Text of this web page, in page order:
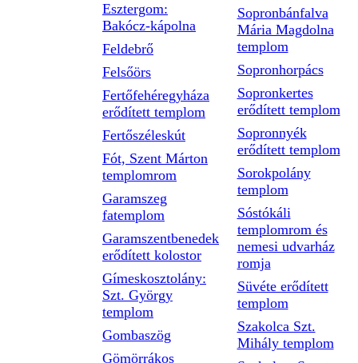
Esztergom:
Bakócz-kápolna
Feldebrő
Felsőörs
Fertőfehéregyháza
erődített templom
Fertőszéleskút
Fót, Szent Márton
templomrom
Garamszeg
fatemplom
Garamszentbenedek
erődített kolostor
Gímeskosztolány:
Szt. György
templom
Gombaszög
Gömörrákos
Sopronbánfalva
Mária Magdolna
templom
Sopronhorpács
Sopronkertes
erődített templom
Sopronnyék
erődített templom
Sorokpolány
templom
Sóstókáli
templomrom és
nemesi udvarház
romja
Süvéte erődített
templom
Szakolca Szt.
Mihály templom